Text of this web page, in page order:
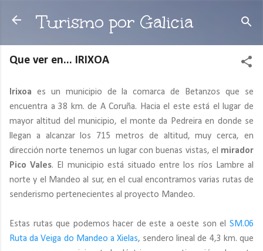
Ir al contenido principal
Turismo por Galicia
Que ver en... IRIXOA
Irixoa es un municipio de la comarca de Betanzos que se
encuentra a 38 km. de A Coruña. Hacia el este está el lugar de
mayor altitud del municipio, el monte da Pedreira en donde se
llegan a alcanzar los 715 metros de altitud, muy cerca, en
dirección norte tenemos un lugar con buenas vistas, el mirador
Pico Vales. El municipio está situado entre los ríos Lambre al
norte y el Mandeo al sur, en el cual encontramos varias rutas de
senderismo pertenecientes al proyecto Mandeo.
Estas rutas que podemos hacer de este a oeste son el SM.06
Ruta da Veiga do Mandeo a Xielas, sendero lineal de 4,3 km. que